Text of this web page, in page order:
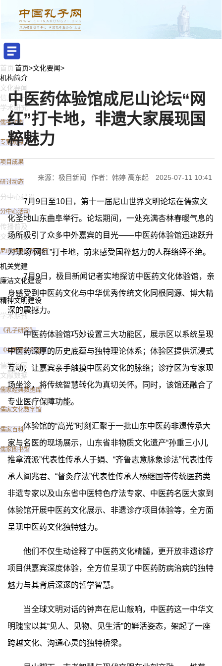
首页
机构简介
文化要闻
信息公开
学术研究
儒学动态
专家观点
项目成果
研讨动态
分中心建设
分中心活动
传播普及
交流互鉴
尼山世界文明论坛
机关党建
廉洁文化建设
精神文明建设
学术期刊
《孔子研究》
《中国儒学年鉴》
儒学名家
文献数据
儒家经典数据库
儒家文化数字馆
儒家百科
儒家图书馆
首页>文化要闻>
中医药体验馆成尼山论坛“网
红”打卡地，非遗大家展现国
粹魅力
来源：极目新闻 作者：韩婷 高东起 2025-07-11 10:41
7月9日至10日，第十一届尼山世界文明论坛在儒家文
化圣地山东曲阜举行。论坛期间，一处充满杏林春暖气息的
场所吸引了众多中外嘉宾的目光——中医药体验馆迅速跃升
为现场“网红”打卡地，前来感受国粹魅力的人群络绎不绝。
7月9日，极目新闻记者实地探访中医药文化体验馆，亲
身感受到中医药文化与中华优秀传统文化同根同源、博大精
深的震撼力。
中医药体验馆巧妙设置三大功能区，展示区以系统呈现
中医药深厚的历史底蕴与独特理论体系；体验区提供沉浸式
互动，让嘉宾亲手触摸中医药文化的脉络；诊疗区为专家现
场坐诊，将传统智慧转化为真切关怀。同时，该馆还融合了
专业医疗保障功能。
体验馆的“高光”时刻汇聚于一批山东中医药非遗传承大
家与名医的现场展示，山东省非物质文化遗产“孙重三小儿
推拿流派”代表性传承人于娟、“齐鲁志意脉象诊法”代表性传
承人阎兆君、“督灸疗法”代表性传承人杨继国等传统医药类
非遗专家以及山东省中医特色疗法专家、中医药名医大家到
体验馆开展中医药文化展示、非遗诊疗项目体验等，全方面
呈现中医药文化独特魅力。
他们不仅生动诠释了中医药文化精髓，更开放非遗诊疗
项目供嘉宾深度体验，全方位呈现了中医药防病治病的独特
魅力与其背后深邃的哲学智慧。
当全球文明对话的钟声在尼山敲响，中医药这一中华文
明瑰宝以其“见人、见物、见生活”的鲜活姿态，架起了一座
跨越文化、沟通心灵的独特桥梁。